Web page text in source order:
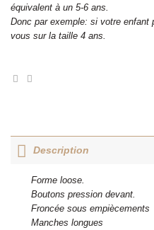
équivalent à un 5-6 ans.
Donc par exemple: si votre enfant
vous sur la taille 4 ans.
Description
Forme loose.
Boutons pression devant.
Froncée sous empiècements
Manches longues